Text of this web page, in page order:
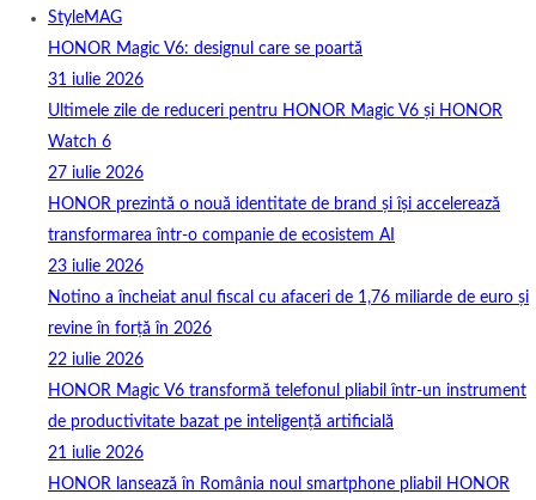
StyleMAG
HONOR Magic V6: designul care se poartă
31 iulie 2026
Ultimele zile de reduceri pentru HONOR Magic V6 și HONOR
Watch 6
27 iulie 2026
HONOR prezintă o nouă identitate de brand și își accelerează
transformarea într-o companie de ecosistem AI
23 iulie 2026
Notino a încheiat anul fiscal cu afaceri de 1,76 miliarde de euro și
revine în forță în 2026
22 iulie 2026
HONOR Magic V6 transformă telefonul pliabil într-un instrument
de productivitate bazat pe inteligență artificială
21 iulie 2026
HONOR lansează în România noul smartphone pliabil HONOR